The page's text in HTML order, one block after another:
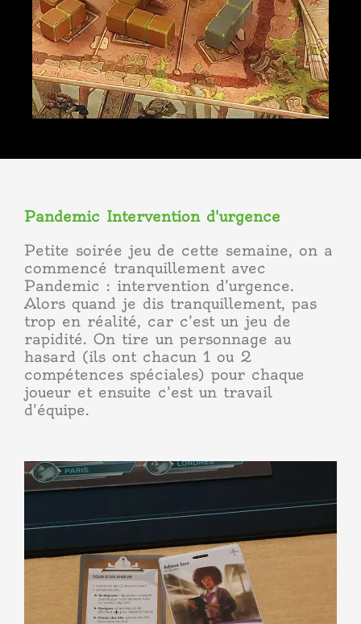
Pandemic Intervention d'urgence
Petite soirée jeu de cette semaine, on a
commencé tranquillement avec
Pandemic : intervention d’urgence.
Alors quand je dis tranquillement, pas
trop en réalité, car c’est un jeu de
rapidité. On tire un personnage au
hasard (ils ont chacun 1 ou 2
compétences spéciales) pour chaque
joueur et ensuite c’est un travail
d’équipe.